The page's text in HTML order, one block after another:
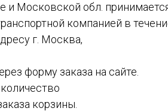
и Московской обл.
компанией в
г. Москва,
форму заказа на сайте.
корзины.